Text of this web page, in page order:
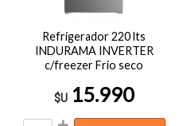
Refrigerador 220 lts
INDURAMA INVERTER
c/freezer Frio seco
$U 15.990